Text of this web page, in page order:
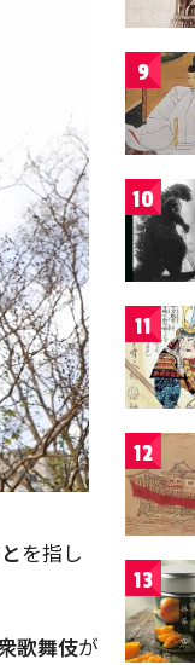
を指し
歌舞伎が
9
10
11
12
13